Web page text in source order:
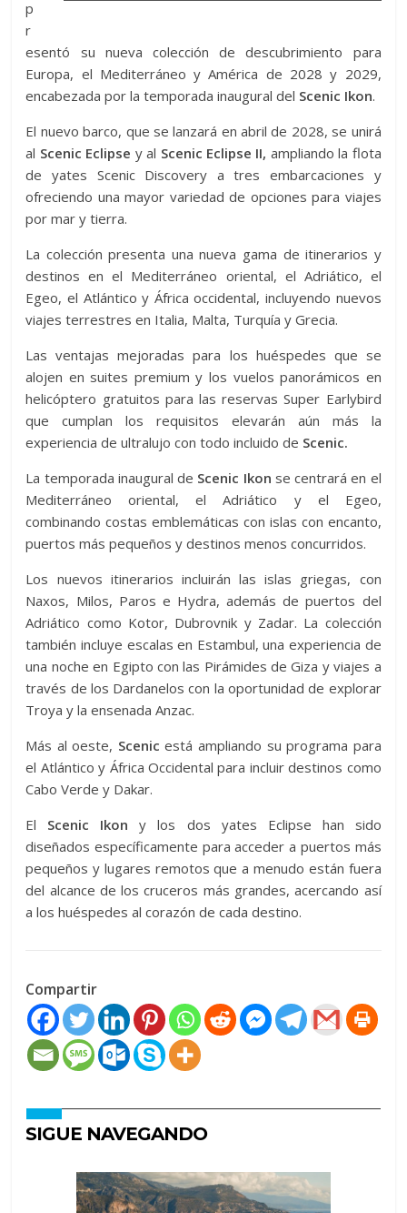
p
r
esentó su nueva colección de descubrimiento para
Europa, el Mediterráneo y América de 2028 y 2029,
encabezada por la temporada inaugural del Scenic Ikon.
El nuevo barco, que se lanzará en abril de 2028, se unirá
al Scenic Eclipse y al Scenic Eclipse II, ampliando la flota
de yates Scenic Discovery a tres embarcaciones y
ofreciendo una mayor variedad de opciones para viajes
por mar y tierra.
La colección presenta una nueva gama de itinerarios y
destinos en el Mediterráneo oriental, el Adriático, el
Egeo, el Atlántico y África occidental, incluyendo nuevos
viajes terrestres en Italia, Malta, Turquía y Grecia.
Las ventajas mejoradas para los huéspedes que se
alojen en suites premium y los vuelos panorámicos en
helicóptero gratuitos para las reservas Super Earlybird
que cumplan los requisitos elevarán aún más la
experiencia de ultralujo con todo incluido de Scenic.
La temporada inaugural de Scenic Ikon se centrará en el
Mediterráneo oriental, el Adriático y el Egeo,
combinando costas emblemáticas con islas con encanto,
puertos más pequeños y destinos menos concurridos.
Los nuevos itinerarios incluirán las islas griegas, con
Naxos, Milos, Paros e Hydra, además de puertos del
Adriático como Kotor, Dubrovnik y Zadar. La colección
también incluye escalas en Estambul, una experiencia de
una noche en Egipto con las Pirámides de Giza y viajes a
través de los Dardanelos con la oportunidad de explorar
Troya y la ensenada Anzac.
Más al oeste, Scenic está ampliando su programa para
el Atlántico y África Occidental para incluir destinos como
Cabo Verde y Dakar.
El Scenic Ikon y los dos yates Eclipse han sido
diseñados específicamente para acceder a puertos más
pequeños y lugares remotos que a menudo están fuera
del alcance de los cruceros más grandes, acercando así
a los huéspedes al corazón de cada destino.
Compartir
SIGUE NAVEGANDO